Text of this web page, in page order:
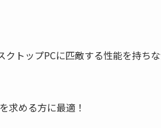
トップPCに匹敵する性能を持ち
求める方に最適！